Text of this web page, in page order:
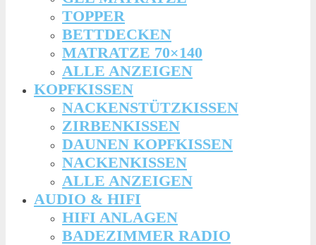
TOPPER
BETTDECKEN
MATRATZE 70×140
ALLE ANZEIGEN
KOPFKISSEN
NACKENSTÜTZKISSEN
ZIRBENKISSEN
DAUNEN KOPFKISSEN
NACKENKISSEN
ALLE ANZEIGEN
AUDIO & HIFI
HIFI ANLAGEN
BADEZIMMER RADIO